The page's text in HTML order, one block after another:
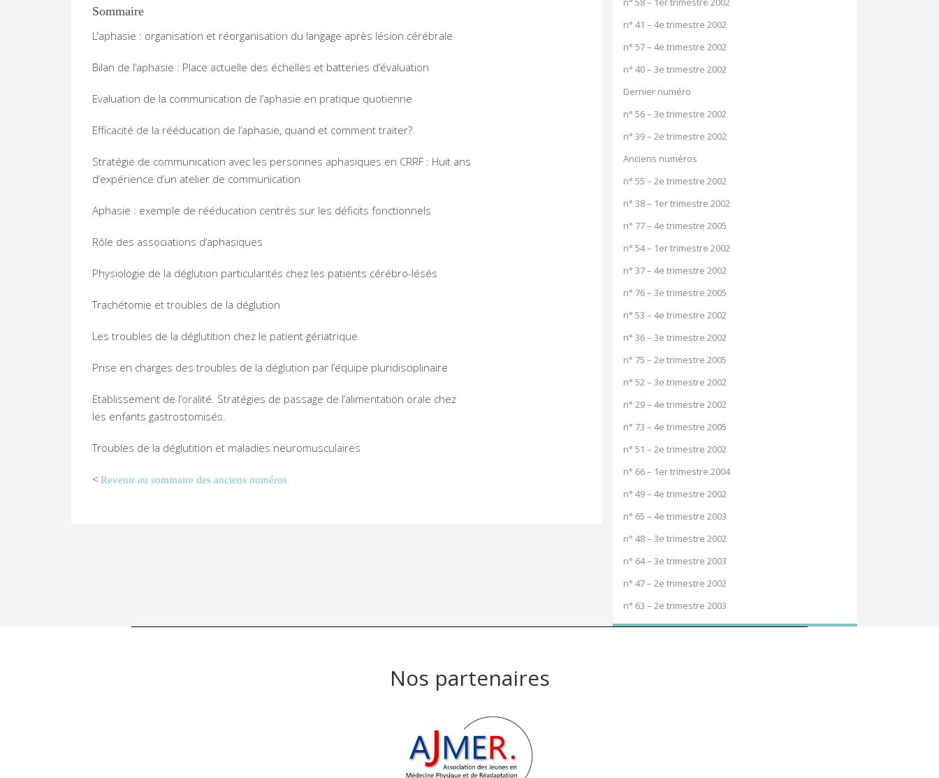
Sommaire
L’aphasie : organisation et réorganisation du langage après lésion cérébrale
Bilan de l’aphasie : Place actuelle des échelles et batteries d’évaluation
Evaluation de la communication de l’aphasie en pratique quotienne
Efficacité de la rééducation de l’aphasie, quand et comment traiter?
Stratégie de communication avec les personnes aphasiques en CRRF : Huit ans
d’expérience d’un atelier de communication
Aphasie : exemple de rééducation centrés sur les déficits fonctionnels
Rôle des associations d’aphasiques
Physiologie de la déglution particularités chez les patients cérébro-lésés
Trachétomie et troubles de la déglution
Les troubles de la déglutition chez le patient gériatrique
Prise en charges des troubles de la déglution par l’équipe pluridisciplinaire
Etablissement de l’oralité. Stratégies de passage de l’alimentation orale chez
les enfants gastrostomisés.
Troubles de la déglutition et maladies neuromusculaires
< Revenir au sommaire des anciens numéros
n° 41 – 4e trimestre 2002
n° 57 – 4e trimestre 2002
n° 40 – 3e trimestre 2002
Dernier numéro
n° 56 – 3e trimestre 2002
n° 39 – 2e trimestre 2002
Anciens numéros
n° 55 – 2e trimestre 2002
n° 38 – 1er trimestre 2002
n° 77 – 4e trimestre 2005
n° 54 – 1er trimestre 2002
n° 37 – 4e trimestre 2002
n° 76 – 3e trimestre 2005
n° 53 – 4e trimestre 2002
n° 36 – 3e trimestre 2002
n° 75 – 2e trimestre 2005
n° 52 – 3e trimestre 2002
n° 29 – 4e trimestre 2002
n° 73 – 4e trimestre 2005
n° 51 – 2e trimestre 2002
n° 66 – 1er trimestre 2004
n° 49 – 4e trimestre 2002
n° 65 – 4e trimestre 2003
n° 48 – 3e trimestre 2002
n° 64 – 3e trimestre 2003
n° 47 – 2e trimestre 2002
n° 63 – 2e trimestre 2003
Nos partenaires